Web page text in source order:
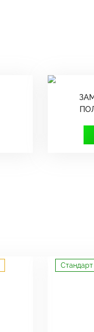
Стандарт